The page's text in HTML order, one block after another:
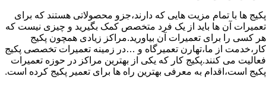
پکیج ها با تمام مزیت هایی که دارند،جزو محصولاتی هستند که برای
تعمیرات آن ها باید از یک فرد متخصص کمک بگیرید و چیزی نیست که
هر کسی را برای تعمیرات آن بیاورید.مراکز زیادی همچون پکیج
کار،خدمت از ما،تهارن تعمیرگاه و …در زمینه تعمیرات تخصصی پکیج
فعالیت می کنند.پکیج کار که یکی از بهترین مراکز در حوزه تعمیرات
پکیج است،اقدام به معرفی بهترین راه ها برای تعمیر پکیج کرده است.